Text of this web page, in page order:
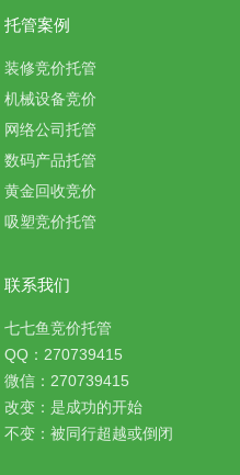
托管案例
装修竞价托管
机械设备竞价
网络公司托管
数码产品托管
黄金回收竞价
吸塑竞价托管
联系我们
七七鱼竞价托管
QQ：270739415
微信：270739415
改变：是成功的开始
不变：被同行超越或倒闭